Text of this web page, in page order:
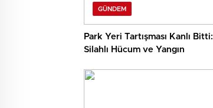
GÜNDEM
Park Yeri Tartışması Kanlı Bitti:
Silahlı Hücum ve Yangın